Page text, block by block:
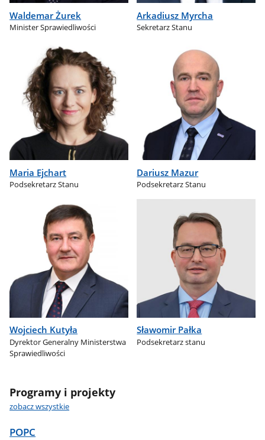
Waldemar Żurek
Minister Sprawiedliwości
Arkadiusz Myrcha
Sekretarz Stanu
Maria Ejchart
Podsekretarz Stanu
Dariusz Mazur
Podsekretarz Stanu
Wojciech Kutyła
Dyrektor Generalny Ministerstwa
Sprawiedliwości
Sławomir Pałka
Podsekretarz stanu
Programy i projekty
zobacz wszystkie
POPC